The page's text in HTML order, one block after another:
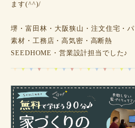
ます(^^)/
堺・富田林・大阪狭山・注文住宅・
素材・工務店・高気密・高断熱
SEEDHOME・営業設計担当でした♪